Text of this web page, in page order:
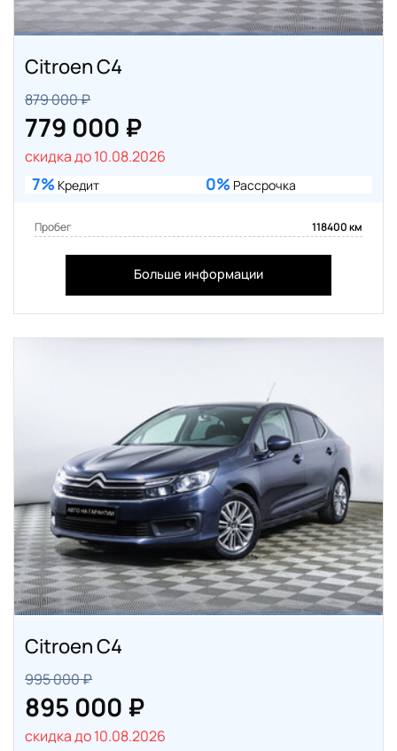
Citroen C4
879 000 ₽
779 000 ₽
скидка до 10.08.2026
7% Кредит 0% Рассрочка
Пробег 118400 км
Больше информации
Citroen C4
995 000 ₽
895 000 ₽
скидка до 10.08.2026